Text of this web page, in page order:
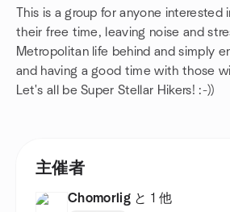
This is a group for anyone interested
their free time, leaving noise and
Metropolitan life behind and simply
and having a good time with those
Let's all be Super Stellar Hikers! :-))
グループのリンク
主催者
Chomorlig と 1 他